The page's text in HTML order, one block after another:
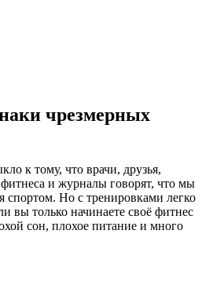
чрезмерных
к тому, что врачи, друзья,
и журналы говорят, что мы
спортом. Но с тренировками легко
вы только начинаете своё фитнес
сон, плохое питание и много